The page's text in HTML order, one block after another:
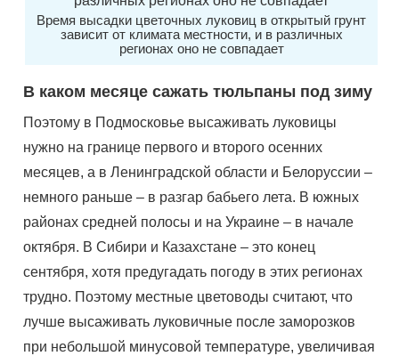
Время высадки цветочных луковиц в открытый грунт
зависит от климата местности, и в различных
регионах оно не совпадает
В каком месяце сажать тюльпаны под зиму
Поэтому в Подмосковье высаживать луковицы
нужно на границе первого и второго осенних
месяцев, а в Ленинградской области и Белоруссии –
немного раньше – в разгар бабьего лета. В южных
районах средней полосы и на Украине – в начале
октября. В Сибири и Казахстане – это конец
сентября, хотя предугадать погоду в этих регионах
трудно. Поэтому местные цветоводы считают, что
лучше высаживать луковичные после заморозков
при небольшой минусовой температуре, увеличивая